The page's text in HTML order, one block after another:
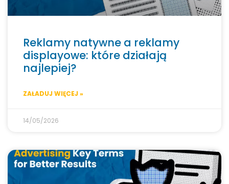
Reklamy natywne a reklamy
displayowe: które działają
najlepiej?
ZAŁADUJ WIĘCEJ »
14/05/2026